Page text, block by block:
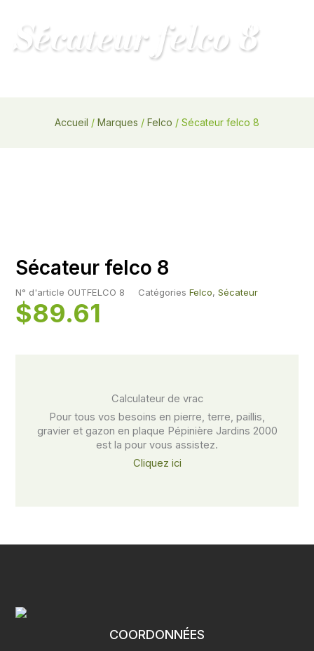
Menu
MENU
Sécateur felco 8
Accueil / Marques / Felco / Sécateur felco 8
Sécateur felco 8
N° d'article OUTFELCO 8 Catégories Felco, Sécateur
$89.61
Calculateur de vrac​
Pour tous vos besoins en pierre, terre, paillis,
gravier et gazon en plaque Pépinière Jardins 2000
est la pour vous assistez.
Cliquez ici
COORDONNÉES